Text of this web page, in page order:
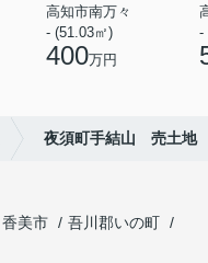
高知市南万々
- (51.03㎡)
400万円
-
夜須町手結山 売土地
香美市
吾川郡いの町